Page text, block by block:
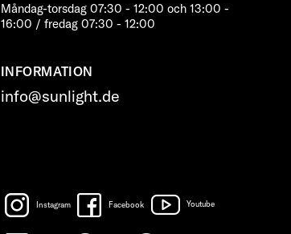
Måndag-torsdag 07:30 - 12:00 och 13:00 -
16:00 / fredag ​​07:30 - 12:00
INFORMATION
info@sunlight.de
Instagram Facebook Youtube